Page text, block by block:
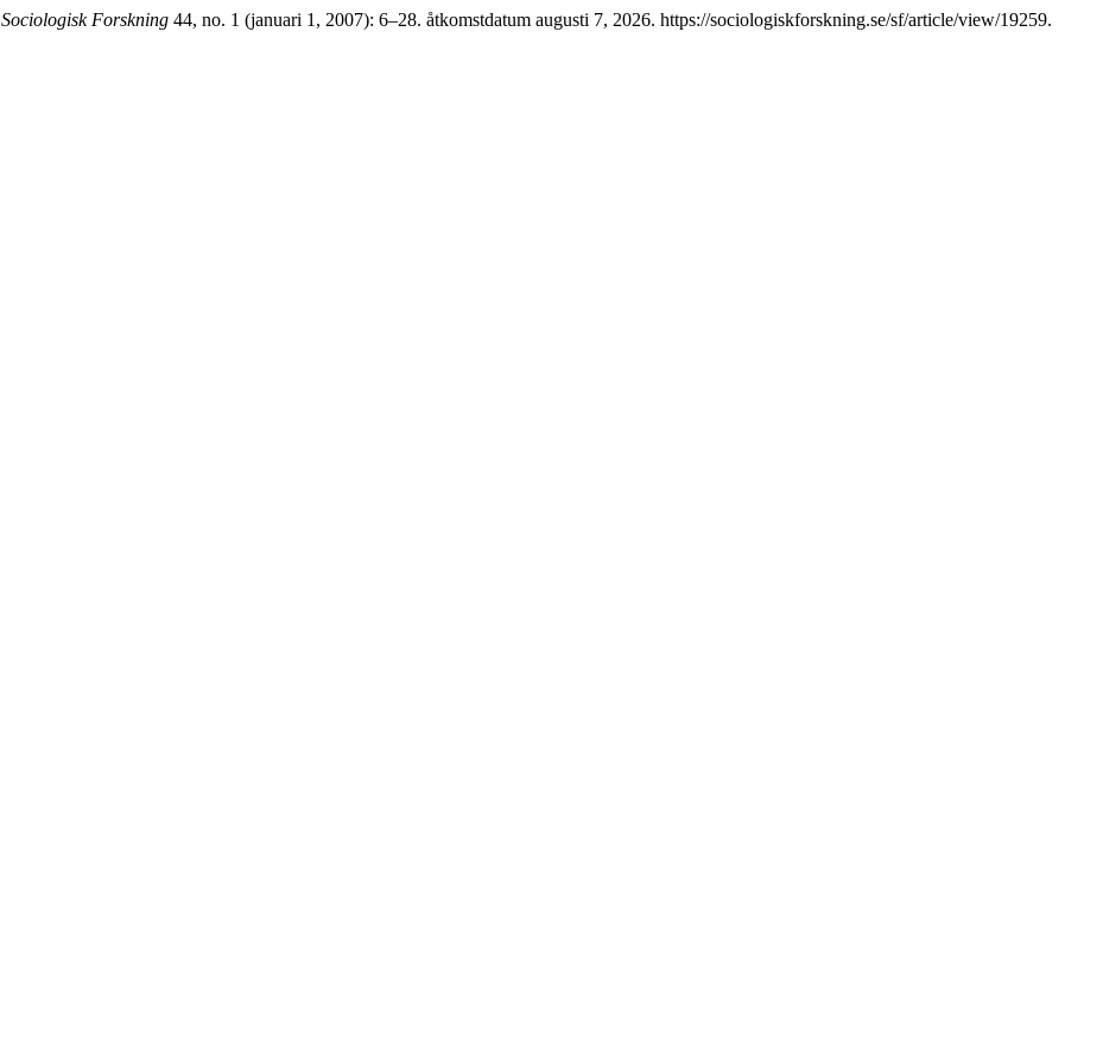
Sociologisk Forskning 44, no. 1 (januari 1, 2007): 6–28. åtkomstdatum augusti 7, 2026. https://sociologiskforskning.se/sf/article/view/19259.